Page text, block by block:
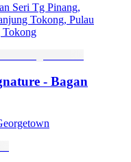
Seri Tg Pinang,
Tokong, Pulau
Tokong
- Bagan